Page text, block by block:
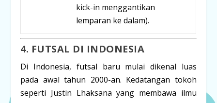
kick-in menggantikan
lemparan ke dalam).
4. FUTSAL DI INDONESIA
Di Indonesia, futsal baru mulai dikenal luas
pada awal tahun 2000-an. Kedatangan tokoh
seperti Justin Lhaksana yang membawa ilmu